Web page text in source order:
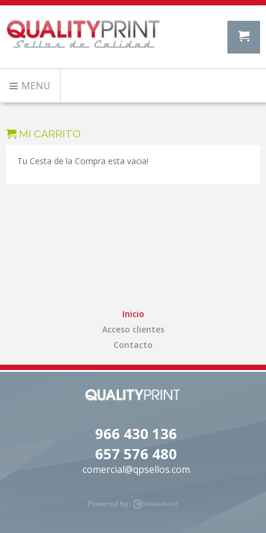
MENU
MI CARRITO
Tu Cesta de la Compra esta vacia!
Inicio
Acceso clientes
Contacto
966 430 136
657 576 480
comercial@qpsellos.com